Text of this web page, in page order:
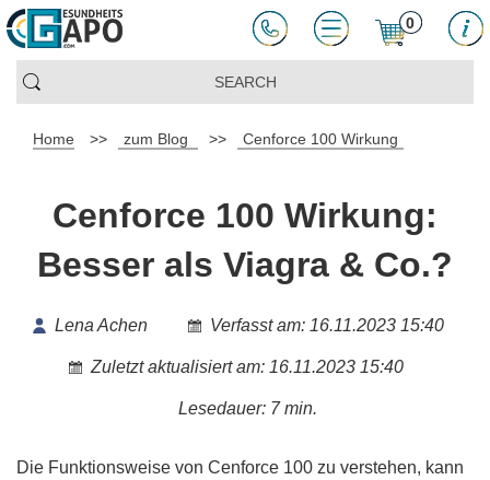
0
Home >> zum Blog >> Cenforce 100 Wirkung
Cenforce 100 Wirkung:
Besser als Viagra & Co.?
Lena Achen Verfasst am: 16.11.2023 15:40
Zuletzt aktualisiert am: 16.11.2023 15:40
Lesedauer: 7 min.
Die Funktionsweise von Cenforce 100 zu verstehen, kann